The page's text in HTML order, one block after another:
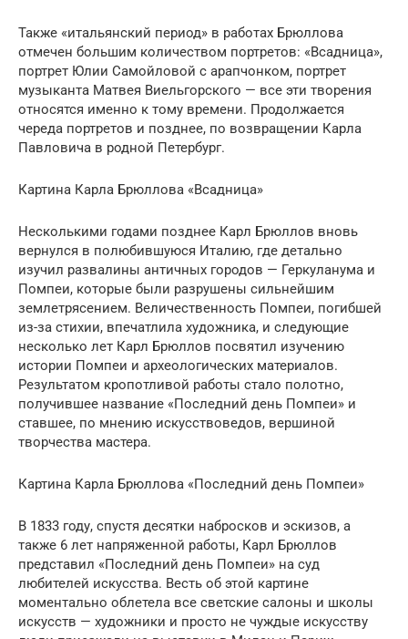
Также «итальянский период» в работах Брюллова
отмечен большим количеством портретов: «Всадница»,
портрет Юлии Самойловой с арапчонком, портрет
музыканта Матвея Виельгорского — все эти творения
относятся именно к тому времени. Продолжается
череда портретов и позднее, по возвращении Карла
Павловича в родной Петербург.
Картина Карла Брюллова «Всадница»
Несколькими годами позднее Карл Брюллов вновь
вернулся в полюбившуюся Италию, где детально
изучил развалины античных городов — Геркуланума и
Помпеи, которые были разрушены сильнейшим
землетрясением. Величественность Помпеи, погибшей
из-за стихии, впечатлила художника, и следующие
несколько лет Карл Брюллов посвятил изучению
истории Помпеи и археологических материалов.
Результатом кропотливой работы стало полотно,
получившее название «Последний день Помпеи» и
ставшее, по мнению искусствоведов, вершиной
творчества мастера.
Картина Карла Брюллова «Последний день Помпеи»
В 1833 году, спустя десятки набросков и эскизов, а
также 6 лет напряженной работы, Карл Брюллов
представил «Последний день Помпеи» на суд
любителей искусства. Весть об этой картине
моментально облетела все светские салоны и школы
искусств — художники и просто не чуждые искусству